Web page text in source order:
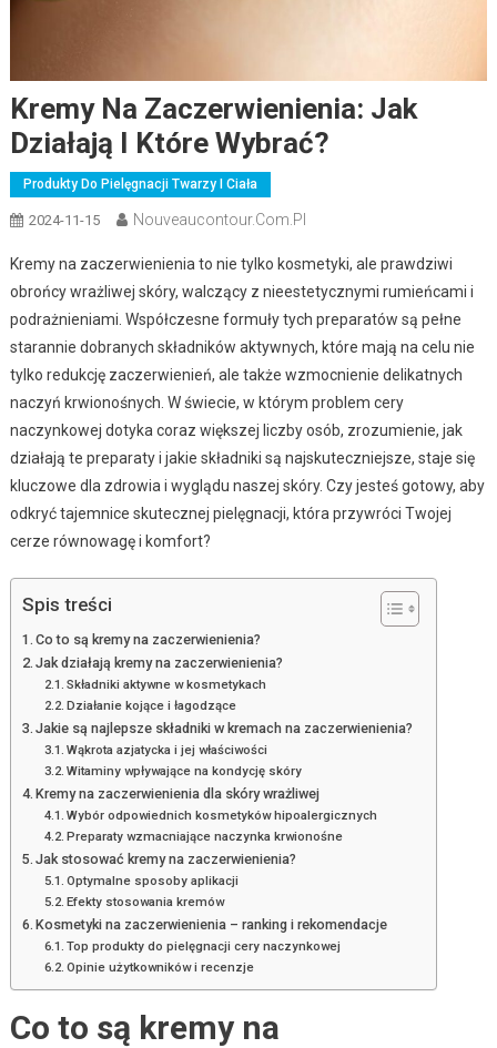
Kremy Na Zaczerwienienia: Jak
Działają I Które Wybrać?
Produkty Do Pielęgnacji Twarzy I Ciała
2024-11-15 Nouveaucontour.com.pl
Kremy na zaczerwienienia to nie tylko kosmetyki, ale prawdziwi
obrońcy wrażliwej skóry, walczący z nieestetycznymi rumieńcami i
podrażnieniami. Współczesne formuły tych preparatów są pełne
starannie dobranych składników aktywnych, które mają na celu nie
tylko redukcję zaczerwienień, ale także wzmocnienie delikatnych
naczyń krwionośnych. W świecie, w którym problem cery
naczynkowej dotyka coraz większej liczby osób, zrozumienie, jak
działają te preparaty i jakie składniki są najskuteczniejsze, staje się
kluczowe dla zdrowia i wyglądu naszej skóry. Czy jesteś gotowy, aby
odkryć tajemnice skutecznej pielęgnacji, która przywróci Twojej
cerze równowagę i komfort?
Spis treści
Co to są kremy na zaczerwienienia?
Jak działają kremy na zaczerwienienia?
Składniki aktywne w kosmetykach
Działanie kojące i łagodzące
Jakie są najlepsze składniki w kremach na zaczerwienienia?
Wąkrota azjatycka i jej właściwości
Witaminy wpływające na kondycję skóry
Kremy na zaczerwienienia dla skóry wrażliwej
Wybór odpowiednich kosmetyków hipoalergicznych
Preparaty wzmacniające naczynka krwionośne
Jak stosować kremy na zaczerwienienia?
Optymalne sposoby aplikacji
Efekty stosowania kremów
Kosmetyki na zaczerwienienia – ranking i rekomendacje
Top produkty do pielęgnacji cery naczynkowej
Opinie użytkowników i recenzje
Co to są kremy na